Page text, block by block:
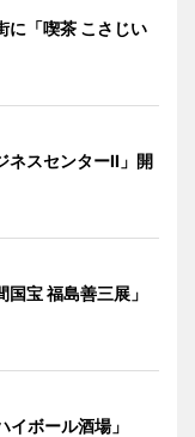
に「喫茶 こさじい
ネスセンターII」開
宝 福島善三展」
ボール酒場」